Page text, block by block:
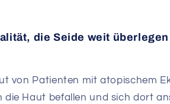
die Seide weit
von Patienten mit atopischem
die Haut befallen und sich dort